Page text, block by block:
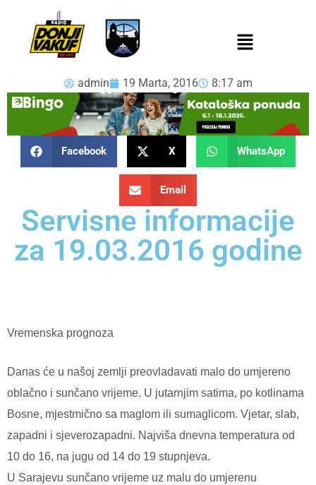
admin 19 Marta, 2016 8:17 am
Facebook X WhatsApp
Email
Servisne informacije
za 19.03.2016 godine
Vremenska prognoza
Danas će u našoj zemlji preovladavati malo do umjereno
oblačno i sunčano vrijeme. U jutarnjim satima, po kotlinama
Bosne, mjestmično sa maglom ili sumaglicom. Vjetar, slab,
zapadni i sjeverozapadni. Najviša dnevna temperatura od
10 do 16, na jugu od 14 do 19 stupnjeva.
U Sarajevu sunčano vrijeme uz malu do umjerenu